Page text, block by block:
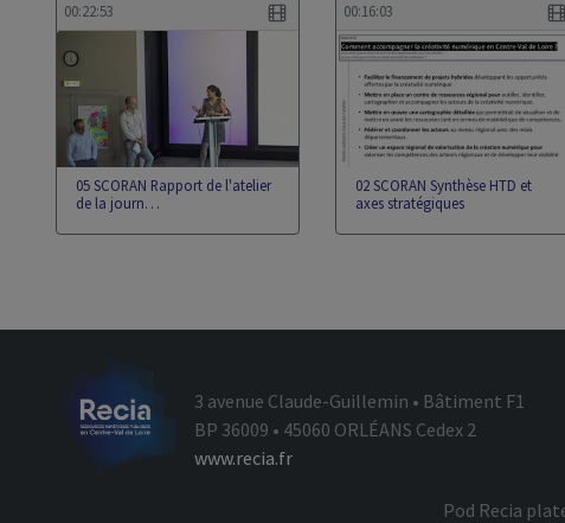
00:22:53
05 SCORAN Rapport de l'atelier
de la journ…
00:16:03
02 SCORAN Synthèse HTD et
axes stratégiques
3 avenue Claude-Guillemin • Bâtiment F1
BP 36009 • 45060 ORLÉANS Cedex 2
www.recia.fr
Pod Recia